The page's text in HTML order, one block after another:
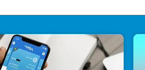
بهترین اپلیکیشن کالری شمار برای ایفون
19 آوریل 2025